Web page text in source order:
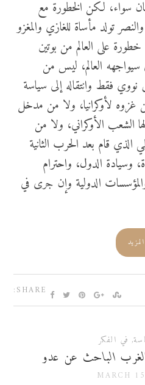
سواء، لكن الخطورة مع
تولد مأساة للغازي والمغزو
خطورة على العالم من بوتين
سيواجهه العالم، ليس من
رأس نووي فقط وانتقاله إلى سياسة
غزوه لأوكرانيا، ولا من مدخل
الشعب الأوكراني، ولا من
الذي قام بعد الحرب الثانية
وسيادة الدول، واحترام
الدولية وإن جرى في
المزيد
SHARE:
, في الفكر
الباحث عن عدو
MARCH